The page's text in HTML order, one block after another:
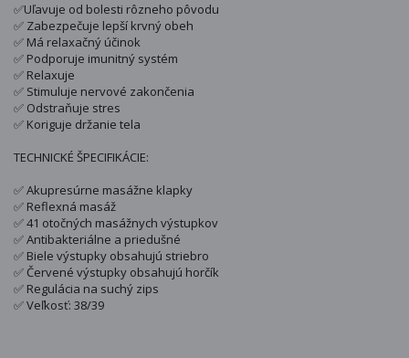
✅Uľavuje od bolesti rôzneho pôvodu
✅ Zabezpečuje lepší krvný obeh
✅ Má relaxačný účinok
✅ Podporuje imunitný systém
✅ Relaxuje
✅ Stimuluje nervové zakončenia
✅ Odstraňuje stres
✅ Koriguje držanie tela
TECHNICKÉ ŠPECIFIKÁCIE:
✅ Akupresúrne masážne klapky
✅ Reflexná masáž
✅ 41 otočných masážnych výstupkov
✅ Antibakteriálne a priedušné
✅ Biele výstupky obsahujú striebro
✅ Červené výstupky obsahujú horčík
✅ Regulácia na suchý zips
✅ Veľkosť: 38/39